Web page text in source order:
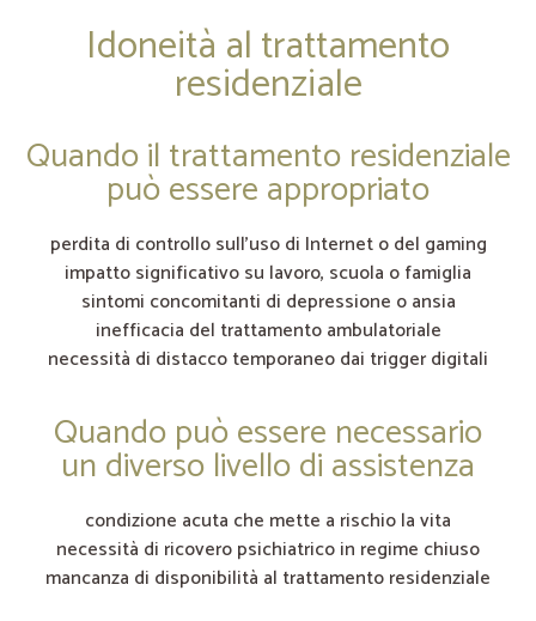
Idoneità al trattamento
residenziale
Quando il trattamento residenziale
può essere appropriato
perdita di controllo sull’uso di Internet o del gaming
impatto significativo su lavoro, scuola o famiglia
sintomi concomitanti di depressione o ansia
inefficacia del trattamento ambulatoriale
necessità di distacco temporaneo dai trigger digitali
Quando può essere necessario
un diverso livello di assistenza
condizione acuta che mette a rischio la vita
necessità di ricovero psichiatrico in regime chiuso
mancanza di disponibilità al trattamento residenziale